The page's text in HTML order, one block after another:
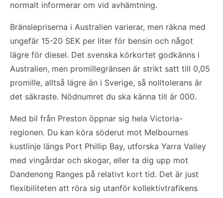
normalt informerar om vid avhämtning.
Bränslepriserna i Australien varierar, men räkna med
ungefär 15-20 SEK per liter för bensin och något
lägre för diesel. Det svenska körkortet godkänns i
Australien, men promillegränsen är strikt satt till 0,05
promille, alltså lägre än i Sverige, så nolltolerans är
det säkraste. Nödnumret du ska känna till är 000.
Med bil från Preston öppnar sig hela Victoria-
regionen. Du kan köra söderut mot Melbournes
kustlinje längs Port Phillip Bay, utforska Yarra Valley
med vingårdar och skogar, eller ta dig upp mot
Dandenong Ranges på relativt kort tid. Det är just
flexibiliteten att röra sig utanför kollektivtrafikens